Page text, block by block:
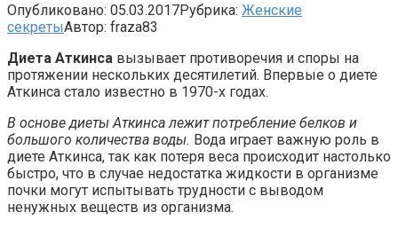
Опубликовано: 05.03.2017Рубрика: Женские
секретыАвтор: fraza83
Диета Аткинса вызывает противоречия и споры на
протяжении нескольких десятилетий. Впервые о диете
Аткинса стало известно в 1970-х годах.
В основе диеты Аткинса лежит потребление белков и
большого количества воды. Вода играет важную роль в
диете Аткинса, так как потеря веса происходит настолько
быстро, что в случае недостатка жидкости в организме
почки могут испытывать трудности с выводом
ненужных веществ из организма.